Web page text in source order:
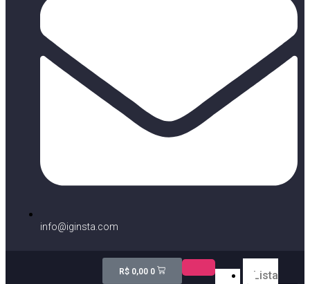
info@iginsta.com
R$0,00 0
Lista